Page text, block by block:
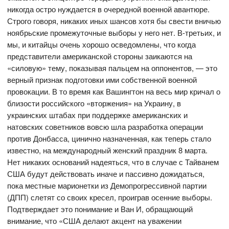
никогда остро нуждается в очередной военной авантюре.
Строго говоря, никаких иных шансов хотя бы свести вничью
ноябрьские промежуточные выборы у него нет. В-третьих, и
мы, и китайцы очень хорошо осведомлены, что когда
представители американской стороны заикаются на
«силовую» тему, показывая пальцем на оппонентов, — это
верный признак подготовки ими собственной военной
провокации. В то время как Вашингтон на весь мир кричал о
близости российского «вторжения» на Украину, в
украинских штабах при поддержке американских и
натовских советников вовсю шла разработка операции
против Донбасса, цинично назначенная, как теперь стало
известно, на международный женский праздник 8 марта.
Нет никаких оснований надеяться, что в случае с Тайванем
США будут действовать иначе и пассивно дожидаться,
пока местные марионетки из Демопрогрессивной партии
(ДПП) слетят со своих кресел, проиграв осенние выборы.
Подтверждает это понимание и Ван И, обращающий
внимание, что «США делают акцент на уважении